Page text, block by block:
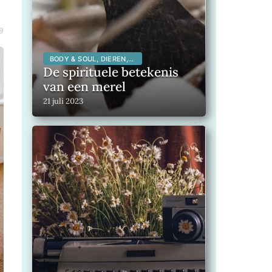
BODY & SOUL, DIEREN,
SPIRITUALITEIT,
De spirituele betekenis
van een merel
21 juli 2023